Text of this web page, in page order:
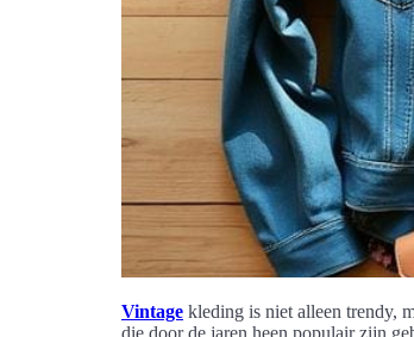
Vintage kleding is niet alleen trendy,